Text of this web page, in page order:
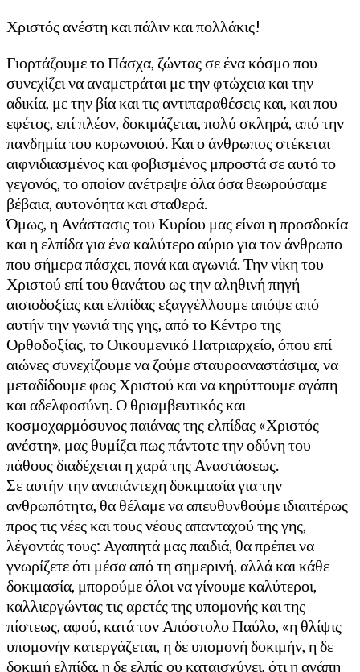
Χριστός ανέστη και πάλιν και πολλάκις!
Γιορτάζουμε το Πάσχα, ζώντας σε ένα κόσμο που
συνεχίζει να αναμετράται με την φτώχεια και την
αδικία, με την βία και τις αντιπαραθέσεις και, και που
εφέτος, επί πλέον, δοκιμάζεται, πολύ σκληρά, από την
πανδημία του κορωνοιού. Και ο άνθρωπος στέκεται
αιφνιδιασμένος και φοβισμένος μπροστά σε αυτό το
γεγονός, το οποίον ανέτρεψε όλα όσα θεωρούσαμε
βέβαια, αυτονόητα και σταθερά.
Όμως, η Ανάστασις του Κυρίου μας είναι η προσδοκία
και η ελπίδα για ένα καλύτερο αύριο για τον άνθρωπο
που σήμερα πάσχει, πονά και αγωνιά. Την νίκη του
Χριστού επί του θανάτου ως την αληθινή πηγή
αισιοδοξίας και ελπίδας εξαγγέλλουμε απόψε από
αυτήν την γωνιά της γης, από το Κέντρο της
Ορθοδοξίας, το Οικουμενικό Πατριαρχείο, όπου επί
αιώνες συνεχίζουμε να ζούμε σταυροαναστάσιμα, να
μεταδίδουμε φως Χριστού και να κηρύττουμε αγάπη
και αδελφοσύνη. Ο θριαμβευτικός και
κοσμοχαρμόσυνος παιάνας της ελπίδας «Χριστός
ανέστη», μας θυμίζει πως πάντοτε την οδύνη του
πάθους διαδέχεται η χαρά της Αναστάσεως.
Σε αυτήν την αναπάντεχη δοκιμασία για την
ανθρωπότητα, θα θέλαμε να απευθυνθούμε ιδιαιτέρως
προς τις νέες και τους νέους απανταχού της γης,
λέγοντάς τους: Αγαπητά μας παιδιά, θα πρέπει να
γνωρίζετε ότι μέσα από τη σημερινή, αλλά και κάθε
δοκιμασία, μπορούμε όλοι να γίνουμε καλύτεροι,
καλλιεργώντας τις αρετές της υπομονής και της
πίστεως, αφού, κατά τον Απόστολο Παύλο, «η θλίψις
υπομονήν κατεργάζεται, η δε υπομονή δοκιμήν, η δε
δοκιμή ελπίδα, η δε ελπίς ου καταισχύνει, ότι η αγάπη